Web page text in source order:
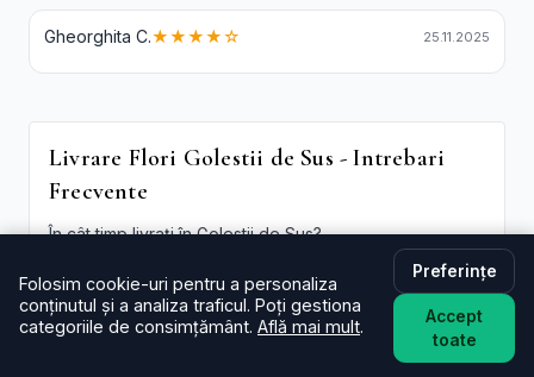
Gheorghita C.★★★★☆ 25.11.2025
Livrare Flori Golestii de Sus - Intrebari
Frecvente
În cât timp livrați în Golestii de Sus?
De regulă în aceeași zi (2–4 ore) pentru comenzi
plasate în intervalul programului. La checkout poți
alege intervalul preferat; oferim șilivrare flori Golestii
de Sus in aceeasi ziîn funcție de disponibilitate.
Este livrarea de flori la domiciliu în Golestii de Sus
Folosim cookie-uri pentru a personaliza
conținutul și a analiza traficul. Poți gestiona
categoriile de consimțământ. Află mai mult.
Preferințe
Accept
toate